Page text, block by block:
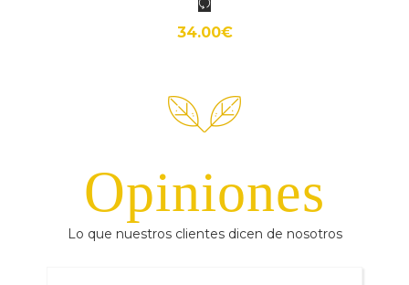
34.00€
Opiniones
Lo que nuestros clientes dicen de nosotros